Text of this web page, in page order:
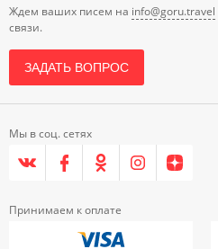
Ждем ваших писем на info@goru.travel
связи.
ЗАДАТЬ ВОПРОС
Мы в соц. сетях
Принимаем к оплате